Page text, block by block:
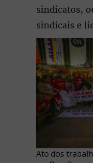
sindicatos,
sindicais e
Ato dos